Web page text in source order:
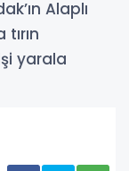
Alaplı
yarala